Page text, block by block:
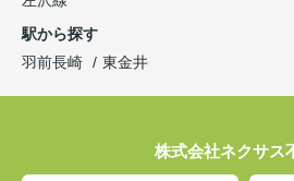
駅から探す
羽前長崎
東金井
株式会社ネクサス